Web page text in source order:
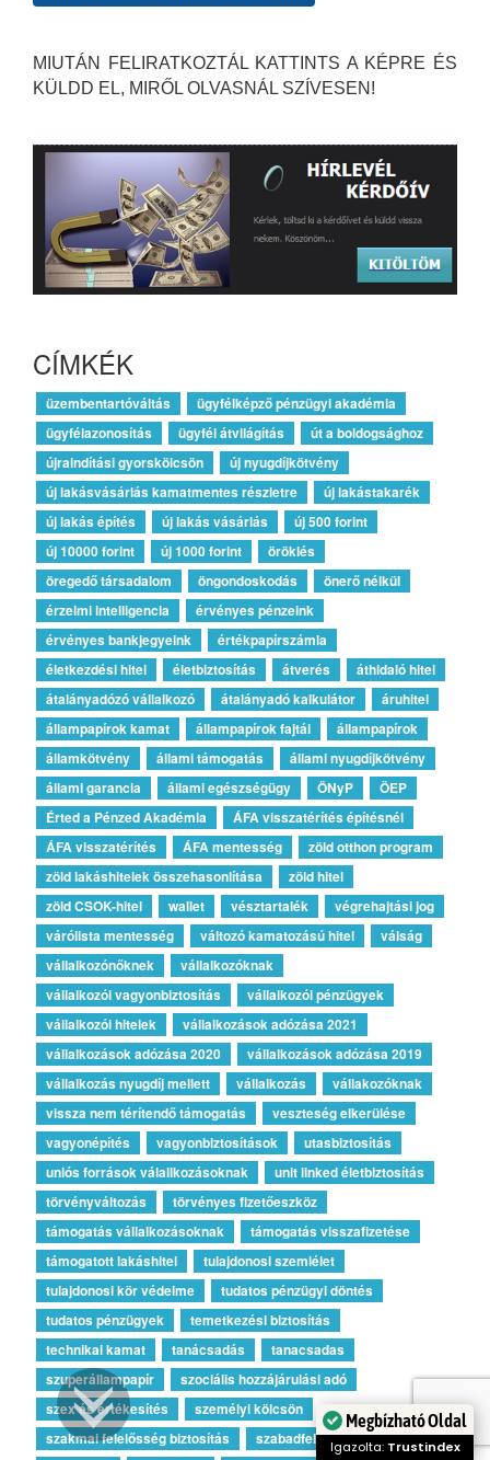
MIUTÁN FELIRATKOZTÁL KATTINTS A KÉPRE ÉS
KÜLDD EL, MIRŐL OLVASNÁL SZÍVESEN!
CÍMKÉK
üzembentartóváltás
ügyfélképző pénzügyi akadémia
ügyfélazonosítás
ügyfél átvilágítás
út a boldogsághoz
újraindítási gyorskölcsön
új nyugdíjkötvény
új lakásvásárlás kamatmentes részletre
új lakástakarék
új lakás építés
új lakás vásárlás
új 500 forint
új 10000 forint
új 1000 forint
öröklés
öregedő társadalom
öngondoskodás
önerő nélkül
érzelmi intelligencia
érvényes pénzeink
érvényes bankjegyeink
értékpapírszámla
életkezdési hitel
életbiztosítás átverés
áthidaló hitel
átalányadózó vállalkozó
átalányadó kalkulátor
áruhitel
állampapírok kamat
állampapírok fajtái
állampapírok
államkötvény
állami támogatás
állami nyugdíjkötvény
állami garancia
állami egészségügy ÖNyP
ÖEP
Érted a Pénzed Akadémia
ÁFA visszatérítés építésnél
ÁFA visszatérítés
ÁFA mentesség
zöld otthon program
zöld lakáshitelek összehasonlítása
zöld hitel
zöld CSOK-hitel
wallet vésztartalék
végrehajtási jog
várólista mentesség
változó kamatozású hitel
válság
vállalkozónőknek
vállalkozóknak
vállalkozói vagyonbiztosítás
vállalkozói pénzügyek
vállalkozói hitelek
vállalkozások adózása 2021
vállalkozások adózása 2020
vállalkozások adózása 2019
vállalkozás nyugdíj mellett
vállalkozás
vállakozóknak
vissza nem térítendő támogatás
veszteség elkerülése
vagyonépítés
vagyonbiztosítások
utasbiztosítás
uniós források válallkozásoknak
unit linked életbiztosítás
törvényváltozás
törvényes fizetőeszköz
támogatás vállalkozásoknak
támogatás visszafizetése
támogatott lakáshitel
tulajdonosi szemlélet
tulajdonosi kör védelme
tudatos pénzügyi döntés
tudatos pénzügyek
temetkezési biztosítás
technikai kamat
tanácsadás
tanacsadas
szuperállampapír
szociális hozzájárulási adó
szex és értékesítés
személyi kölcsön
szakmai felelősség biztosítás
szabadfelhasználású hitel
Megbízható Oldal
Igazolta: Trustindex